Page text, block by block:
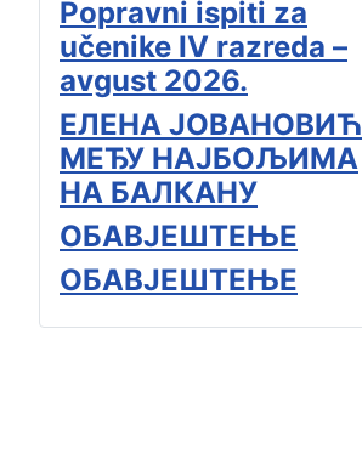
Popravni ispiti za
učenike IV razreda –
avgust 2026.
ЕЛЕНА ЈОВАНОВИЋ
МЕЂУ НАЈБОЉИМА
НА БАЛКАНУ
ОБАВЈЕШТЕЊЕ
ОБАВЈЕШТЕЊЕ